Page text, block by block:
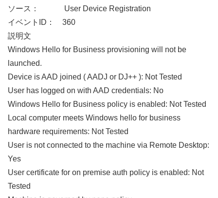
ソース： User Device Registration
イベントID： 360
説明文
Windows Hello for Business provisioning will not be
launched.
Device is AAD joined ( AADJ or DJ++ ): Not Tested
User has logged on with AAD credentials: No
Windows Hello for Business policy is enabled: Not Tested
Local computer meets Windows hello for business
hardware requirements: Not Tested
User is not connected to the machine via Remote Desktop:
Yes
User certificate for on premise auth policy is enabled: Not
Tested